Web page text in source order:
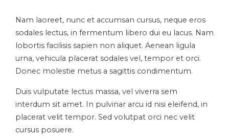
Nam laoreet, nunc et accumsan cursus, neque eros
sodales lectus, in fermentum libero dui eu lacus. Nam
lobortis facilisis sapien non aliquet. Aenean ligula
urna, vehicula placerat sodales vel, tempor et orci.
Donec molestie metus a sagittis condimentum.
Duis vulputate lectus massa, vel viverra sem
interdum sit amet. In pulvinar arcu id nisi eleifend, in
placerat velit tempor. Sed volutpat orci nec velit
cursus posuere.